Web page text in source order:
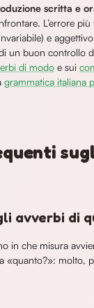
scritta e
L’errore
e
un buon controllo
di modo e sui
grammatica italiana
avverbi di
in che misura
«quanto?»: molto,